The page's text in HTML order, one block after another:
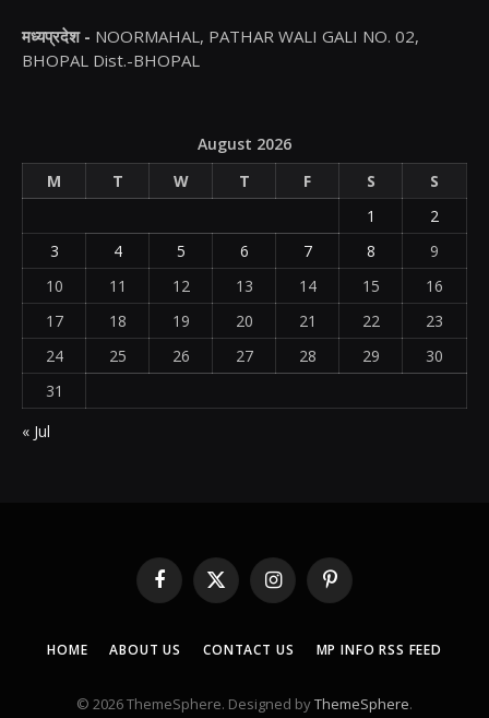
मध्यप्रदेश - NOORMAHAL, PATHAR WALI GALI NO. 02,
BHOPAL Dist.-BHOPAL
August 2026
M
T W T F S
S
1
2
3
4 5 6 7 8
9
10
11 12 13 14 15
16
17
18 19 20 21 22
23
24
25 26 27 28 29
30
31
« Jul
Facebook
X
(Twitter)
InstagramPinterest
HOME ABOUT US CONTACT US MP INFO RSS FEED
© 2026 ThemeSphere. Designed byThemeSphere.